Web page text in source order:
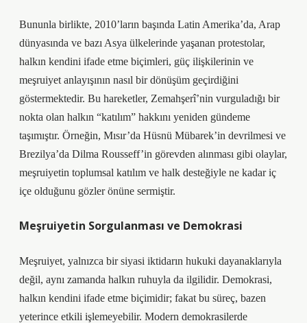
Bununla birlikte, 2010’ların başında Latin Amerika’da, Arap
dünyasında ve bazı Asya ülkelerinde yaşanan protestolar,
halkın kendini ifade etme biçimleri, güç ilişkilerinin ve
meşruiyet anlayışının nasıl bir dönüşüm geçirdiğini
göstermektedir. Bu hareketler, Zemahşerî’nin vurguladığı bir
nokta olan halkın “katılım” hakkını yeniden gündeme
taşımıştır. Örneğin, Mısır’da Hüsnü Mübarek’in devrilmesi ve
Brezilya’da Dilma Rousseff’in görevden alınması gibi olaylar,
meşruiyetin toplumsal katılım ve halk desteğiyle ne kadar iç
içe olduğunu gözler önüne sermiştir.
Meşruiyetin Sorgulanması ve Demokrasi
Meşruiyet, yalnızca bir siyasi iktidarın hukuki dayanaklarıyla
değil, aynı zamanda halkın ruhuyla da ilgilidir. Demokrasi,
halkın kendini ifade etme biçimidir; fakat bu süreç, bazen
yeterince etkili işlemeyebilir. Modern demokrasilerde